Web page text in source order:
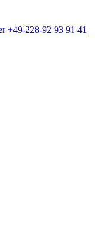
+49-228-92 93 91 41